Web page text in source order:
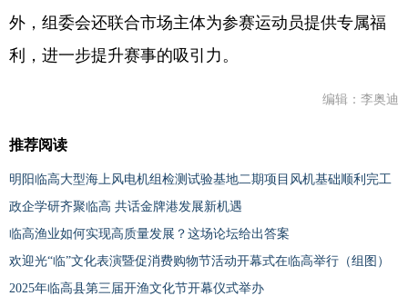
外，组委会还联合市场主体为参赛运动员提供专属福
利，进一步提升赛事的吸引力。
编辑：李奥迪
推荐阅读
明阳临高大型海上风电机组检测试验基地二期项目风机基础顺利完工
政企学研齐聚临高 共话金牌港发展新机遇
临高渔业如何实现高质量发展？这场论坛给出答案
欢迎光“临”文化表演暨促消费购物节活动开幕式在临高举行（组图）
2025年临高县第三届开渔文化节开幕仪式举办